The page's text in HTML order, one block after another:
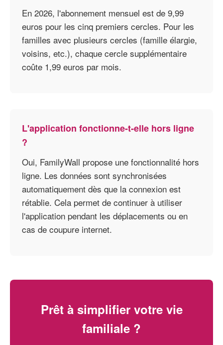
En 2026, l'abonnement mensuel est de 9,99
euros pour les cinq premiers cercles. Pour les
familles avec plusieurs cercles (famille élargie,
voisins, etc.), chaque cercle supplémentaire
coûte 1,99 euros par mois.
L'application fonctionne-t-elle hors ligne
?
Oui, FamilyWall propose une fonctionnalité hors
ligne. Les données sont synchronisées
automatiquement dès que la connexion est
rétablie. Cela permet de continuer à utiliser
l'application pendant les déplacements ou en
cas de coupure internet.
Prêt à simplifier votre vie
familiale ?